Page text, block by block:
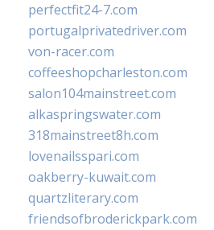
perfectfit24-7.com
portugalprivatedriver.com
von-racer.com
coffeeshopcharleston.com
salon104mainstreet.com
alkaspringswater.com
318mainstreet8h.com
lovenailsspari.com
oakberry-kuwait.com
quartzliterary.com
friendsofbroderickpark.com